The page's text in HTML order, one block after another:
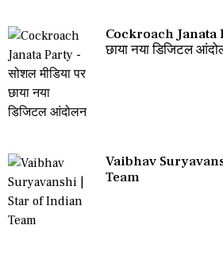
Cockroach Janata
छाया नया डिजिटल
Vaibhav
Team